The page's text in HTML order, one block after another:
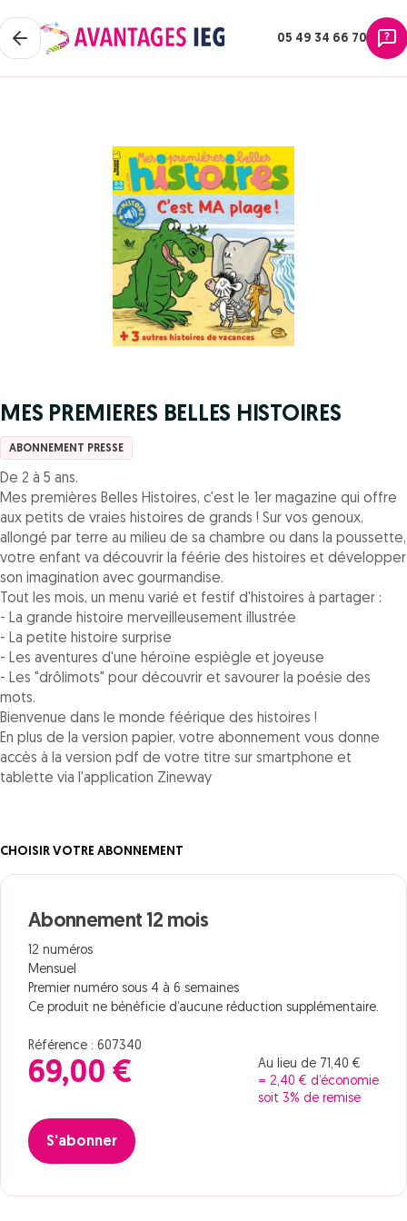
05 49 34 66 70
MES PREMIERES BELLES HISTOIRES
ABONNEMENT PRESSE
De 2 à 5 ans.
Mes premières Belles Histoires, c'est le 1er magazine qui offre
aux petits de vraies histoires de grands ! Sur vos genoux,
allongé par terre au milieu de sa chambre ou dans la poussette,
votre enfant va découvrir la féérie des histoires et développer
son imagination avec gourmandise.
Tout les mois, un menu varié et festif d'histoires à partager :
- La grande histoire merveilleusement illustrée
- La petite histoire surprise
- Les aventures d'une héroïne espiègle et joyeuse
- Les "drôlimots" pour découvrir et savourer la poésie des
mots.
Bienvenue dans le monde féérique des histoires !
En plus de la version papier, votre abonnement vous donne
accès à la version pdf de votre titre sur smartphone et
tablette via l'application Zineway
CHOISIR VOTRE ABONNEMENT
Abonnement 12 mois
12 numéros
Mensuel
Premier numéro sous 4 à 6 semaines
Ce produit ne bénéficie d’aucune réduction supplémentaire.
Référence : 607340
69,00 €
Au lieu de 71,40 €
= 2,40 € d’économie
soit 3% de remise
S'abonner